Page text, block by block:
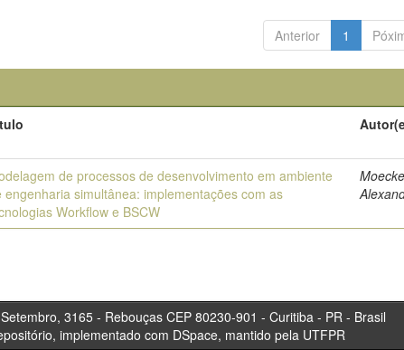
Anterior 1
de processos de desenvolvimento em ambiente
engenharia simultânea: implementações com as
Workflow e BSCW
3165 - Rebouças CEP 80230-901 - Curitiba -
implementado com DSpace, mantido pela UTFPR